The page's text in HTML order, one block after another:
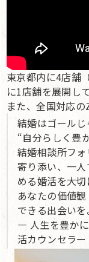
東京都内に4店舗
に1店舗を展開し
また、全国対応の
結婚はゴールじ
“自分らしく豊
結婚相談所フ
寄り添い、一
める婚活を大切
あなたの価値
できる出会い
— 人生を豊か
活カウンセラ